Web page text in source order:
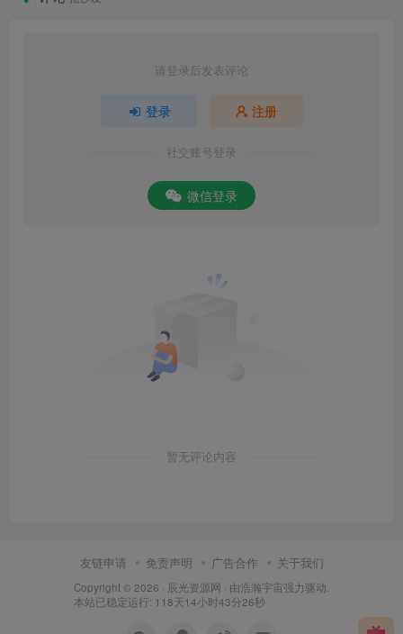
请登录后发表评论
登录 注册
社交账号登录
微信登录
暂无评论内容
友链申请 免责声明 广告合作 关于我们
Copyright © 2026 · 辰光资源网 · 由浩瀚宇宙强力驱动.
本站已稳定运行: 118天14小时43分27秒